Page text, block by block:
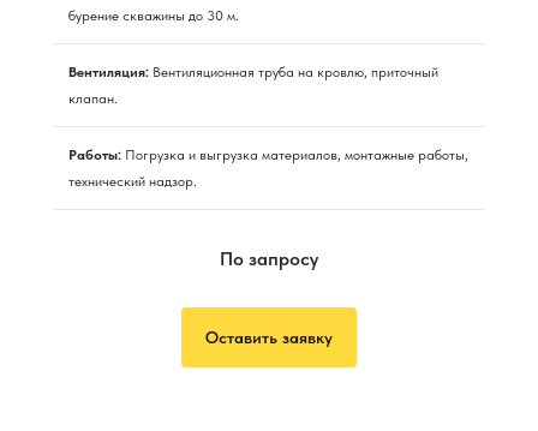
бурение скважины до 30 м.
Вентиляция: Вентиляционная труба на кровлю, приточный
клапан.
Работы: Погрузка и выгрузка материалов, монтажные работы,
технический надзор.
По запросу
Оставить заявку